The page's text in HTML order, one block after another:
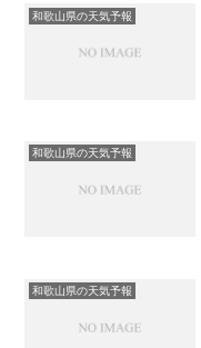
和歌山県の天気予報
和歌山県の天気予報
和歌山県の天気予報